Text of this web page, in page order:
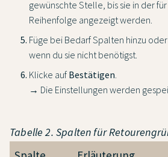
gewünschte Stelle, bis sie in der
Reihenfolge angezeigt werden.
Füge bei Bedarf Spalten hinzu
wenn du sie nicht benötigst.
Klicke auf Bestätigen.
→ Die Einstellungen werden
Tabelle 2. Spalten für